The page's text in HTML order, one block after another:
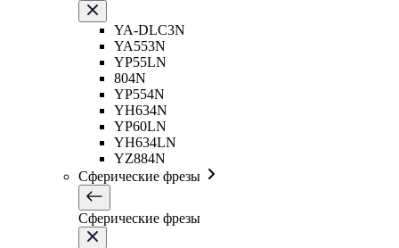
YA-DLC3N
YA553N
YP55LN
804N
YP554N
YH634N
YP60LN
YH634LN
YZ884N
Сферические фрезы
Сферические фрезы